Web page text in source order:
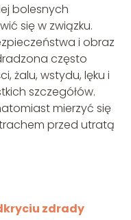
bolesnych
się w związku.
i obraz
często
żalu, wstydu, lęku i
szczegółów.
mierzyć się
przed utratą
zdrady